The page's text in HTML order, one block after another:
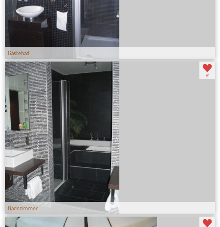
Gästebad
Badezimmer
61